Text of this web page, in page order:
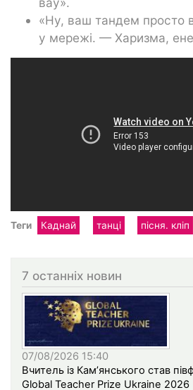
«Ну, ваш тандем просто
у мережі. — Харизма,
Теги Каднай танці пісня. кліп
7 останніх новин
07/08/2026 15:40
Вчитель із Кам’янського став
Global Teacher Prize Ukraine 2026